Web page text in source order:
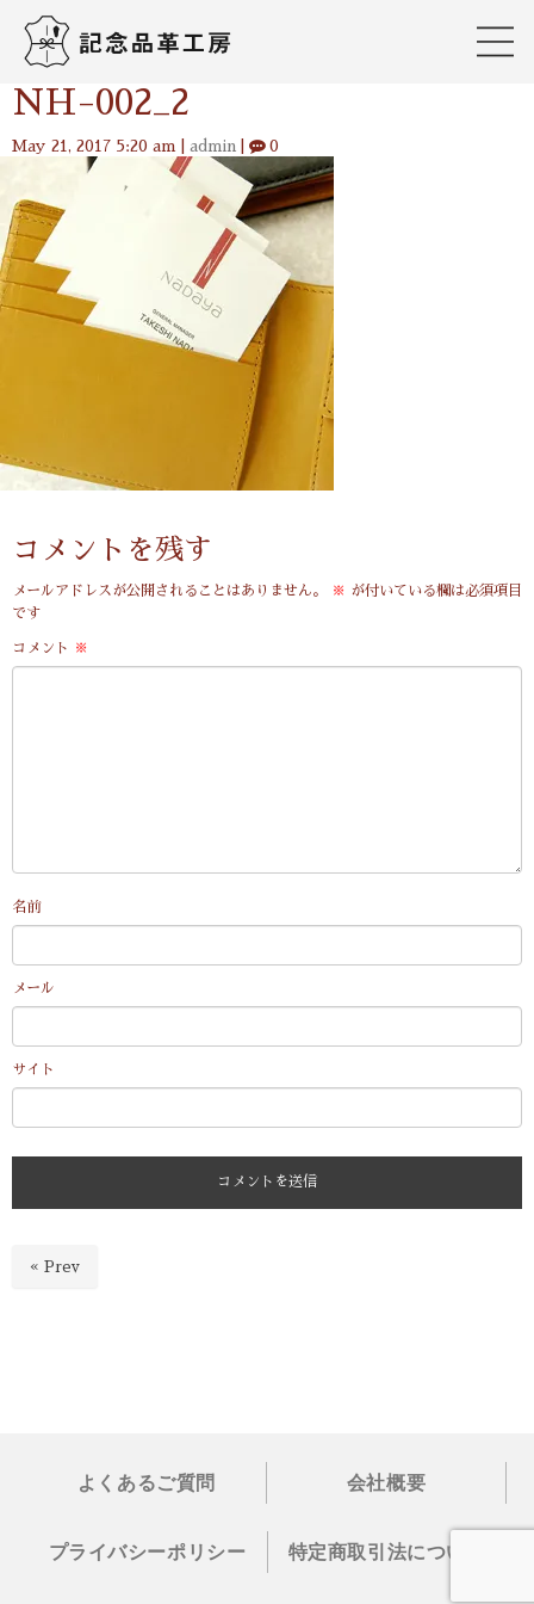
NH-002_2
May 21, 2017 5:20 am admin 0
コメントを残す
メールアドレスが公開されることはありません。 ※ が付いている欄は必須項目
です
コメント ※
名前
メール
サイト
« Prev
よくあるご質問 会社概要
プライバシーポリシー 特定商取引法について